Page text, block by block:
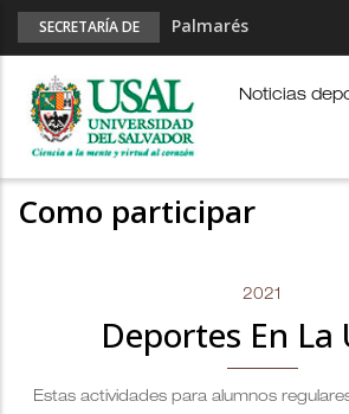
SECRETARÍA DE
Palmarés
Esports en pandemia
USAL en los E-JUAR
JUAR
Fútbol Online
Noticias
Como participar
2021
Deportes En La
Estas actividades para alumnos